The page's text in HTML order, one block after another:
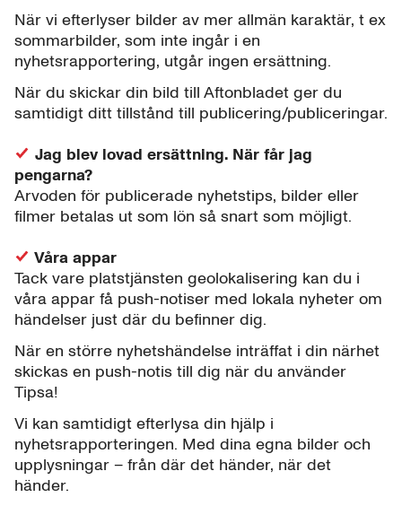
När vi efterlyser bilder av mer allmän karaktär, t ex
sommarbilder, som inte ingår i en
nyhetsrapportering, utgår ingen ersättning.
När du skickar din bild till Aftonbladet ger du
samtidigt ditt tillstånd till publicering/publiceringar.
Jag blev lovad ersättning. När får jag
pengarna?
Arvoden för publicerade nyhetstips, bilder eller
filmer betalas ut som lön så snart som möjligt.
Våra appar
Tack vare platstjänsten geolokalisering kan du i
våra appar få push-notiser med lokala nyheter om
händelser just där du befinner dig.
När en större nyhetshändelse inträffat i din närhet
skickas en push-notis till dig när du använder
Tipsa!
Vi kan samtidigt efterlysa din hjälp i
nyhetsrapporteringen. Med dina egna bilder och
upplysningar – från där det händer, när det
händer.